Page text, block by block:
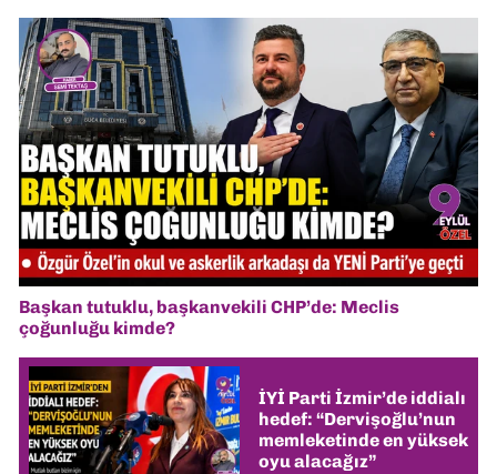
Başkan tutuklu, başkanvekili CHP’de: Meclis
çoğunluğu kimde?
İYİ Parti İzmir’de iddialı
hedef: “Dervişoğlu’nun
memleketinde en yüksek
oyu alacağız”